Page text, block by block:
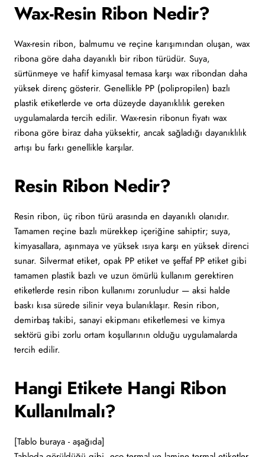
Wax-Resin Ribon Nedir?
Wax-resin ribon, balmumu ve reçine karışımından oluşan, wax
ribona göre daha dayanıklı bir ribon türüdür. Suya,
sürtünmeye ve hafif kimyasal temasa karşı wax ribondan daha
yüksek direnç gösterir. Genellikle PP (polipropilen) bazlı
plastik etiketlerde ve orta düzeyde dayanıklılık gereken
uygulamalarda tercih edilir. Wax-resin ribonun fiyatı wax
ribona göre biraz daha yüksektir, ancak sağladığı dayanıklılık
artışı bu farkı genellikle karşılar.
Resin Ribon Nedir?
Resin ribon, üç ribon türü arasında en dayanıklı olanıdır.
Tamamen reçine bazlı mürekkep içeriğine sahiptir; suya,
kimyasallara, aşınmaya ve yüksek ısıya karşı en yüksek direnci
sunar. Silvermat etiket, opak PP etiket ve şeffaf PP etiket gibi
tamamen plastik bazlı ve uzun ömürlü kullanım gerektiren
etiketlerde resin ribon kullanımı zorunludur — aksi halde
baskı kısa sürede silinir veya bulanıklaşır. Resin ribon,
demirbaş takibi, sanayi ekipmanı etiketlemesi ve kimya
sektörü gibi zorlu ortam koşullarının olduğu uygulamalarda
tercih edilir.
Hangi Etikete Hangi Ribon
Kullanılmalı?
[Tablo buraya - aşağıda]